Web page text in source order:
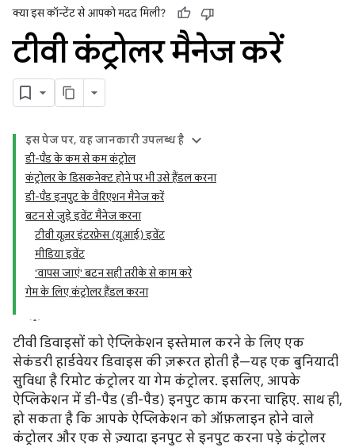
क्या इस कॉन्टेंट से आपको मदद मिली?
टीवी कंट्रोलर मैनेज करें
इस पेज पर, यह जानकारी उपलब्ध है
डी-पैड के कम से कम कंट्रोल
कंट्रोलर के डिसकनेक्ट होने पर भी उसे हैंडल करना
डी-पैड इनपुट के वैरिएशन मैनेज करें
बटन से जुड़े इवेंट मैनेज करना
टीवी यूज़र इंटरफ़ेस (यूआई) इवेंट
मीडिया इवेंट
'वापस जाएं' बटन सही तरीके से काम करे
गेम के लिए कंट्रोलर हैंडल करना
टीवी डिवाइसों को ऐप्लिकेशन इस्तेमाल करने के लिए एक
सेकंडरी हार्डवेयर डिवाइस की ज़रूरत होती है—यह एक बुनियादी
सुविधा है रिमोट कंट्रोलर या गेम कंट्रोलर. इसलिए, आपके
ऐप्लिकेशन में डी-पैड (डी-पैड) इनपुट काम करना चाहिए. साथ ही,
हो सकता है कि आपके ऐप्लिकेशन को ऑफ़लाइन होने वाले
कंट्रोलर और एक से ज़्यादा इनपुट से इनपुट करना पड़े कंट्रोलर